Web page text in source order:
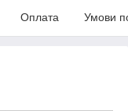
Оплата Умови